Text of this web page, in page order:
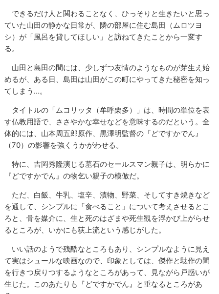
できるだけ人と関わることなく、ひっそりと生きたいと思っ
ていた山田の静かな日常が、隣の部屋に住む島田（ムロツヨ
シ）が「風呂を貸してほしい」と訪ねてきたことから一変す
る。
山田と島田の間には、少しずつ友情のようなものが芽生え始
めるが、ある日、島田は山田がこの町にやってきた秘密を知っ
てしまう…。
タイトルの「ムコリッタ（牟呼栗多）」は、時間の単位を表
す仏教用語で、ささやかな幸せなどを意味するのだという。全
体的には、山本周五郎原作、黒澤明監督の『どですかでん』
（70）の影響を強くうかがわせる。
特に、吉岡秀隆演じる墓石のセールスマン親子は、明らかに
『どですかでん』の物乞い親子の模倣だ。
ただ、白飯、牛乳、塩辛、漬物、野菜、そしてすき焼きなど
を通して、シンプルに「食べること」について考えさせるとこ
ろと、骨を媒介に、生と死のはざまや死生観を浮かび上がらせ
るところが、いかにも荻上流という感じがした。
いい話のようで残酷なところもあり、シンプルなように見え
て実はシュールな映画なので、印象としては、傑作と駄作の間
を行きつ戻りつするようなところがあって、見ながら戸惑いが
生じた。このあたりも『どですかでん』と重なるところがあ